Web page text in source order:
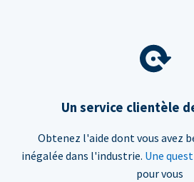
Un service clientèle
Obtenez l'aide dont vous avez
inégalée dans l'industrie. Une
pour vous